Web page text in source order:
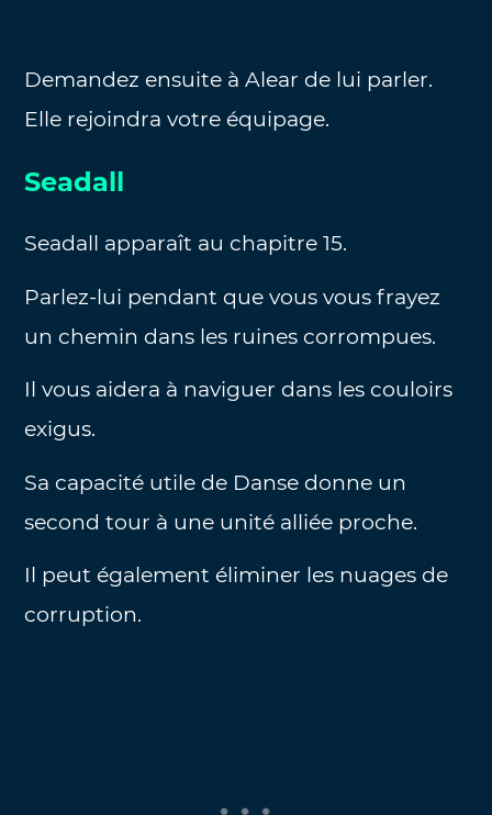
Demandez ensuite à Alear de lui parler.
Elle rejoindra votre équipage.
Seadall
Seadall apparaît au chapitre 15.
Parlez-lui pendant que vous vous frayez
un chemin dans les ruines corrompues.
Il vous aidera à naviguer dans les couloirs
exigus.
Sa capacité utile de Danse donne un
second tour à une unité alliée proche.
Il peut également éliminer les nuages de
corruption.